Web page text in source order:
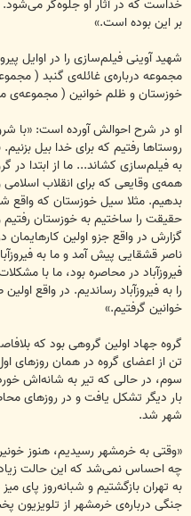
خداست كه در آثار او جلوه‌گر
بر این بوده است.»
شهید آوینی فیلم‌سازی را در اوایل
مجموعه درباره‌ی غائله‌ی گنبد (
خوزستان و ظلم خوانین ( مجموعه‌ی
روستاها رفتیم كه برای خدا بیل
به فیلم‌سازی كشاند... ما از ابتدا
همه‌ی وقایعی كه برای انقلاب
بدهیم. مثلا سیل خوزستان كه
حقیقت را ساختیم به خوزستان
گزارش در واقع جزو اولین
ناصر قشقایی پیش آمد و ما به
فیروزآباد در محاصره بود، ما با
را به فیروزآباد رساندیم. در واقع
خوانین گرفتیم.»
گروه جهاد اولین گروهی بود كه
تن از اعضای گروه در همان روزهای
سوم، در حالی كه تیر به شانه‌اش
بار دیگر تشكل یافت و در روزهای
شهر شد.
«وقتی به خرمشهر رسیدیم، هنوز
چه احساس نمی‌شد كه این حالت زیاد
به تهران بازگشتیم و شبانه‌روز پای
جنگی درباره‌ی خرمشهر از